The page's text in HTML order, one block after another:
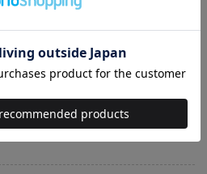
えてカラダの不調を治す本
絶景まちがいさがし 免疫力アップ版